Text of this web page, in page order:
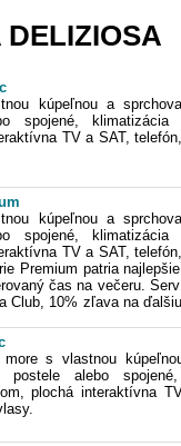
kúpeľnou a
spojené, klimatizácia
TV a SAT,
kúpeľnou a
spojené, klimatizácia
TV a SAT,
Premium patria
čas na večeru.
Club, 10% zľava na
s vlastnou
postele alebo
plochá interaktívna